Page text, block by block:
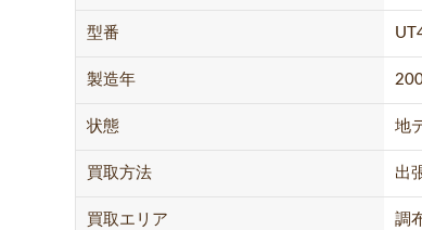
型番
製造年
状態 地
買取方法 出
買取エリア 調